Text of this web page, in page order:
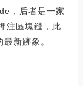
，后者是一家
注區塊鏈，此
新跡象。